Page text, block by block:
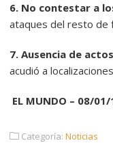
6. No contestar a
ataques del resto de
7. Ausencia de
acudió a
EL MUNDO – 08/
Categoría: Noticias